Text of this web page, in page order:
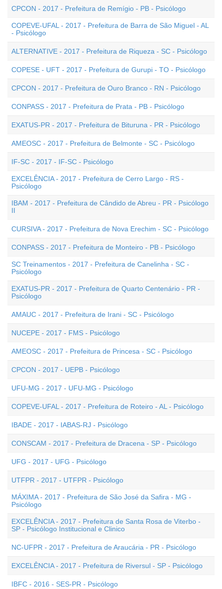
CPCON - 2017 - Prefeitura de Remígio - PB - Psicólogo
COPEVE-UFAL - 2017 - Prefeitura de Barra de São Miguel - AL
- Psicólogo
ALTERNATIVE - 2017 - Prefeitura de Riqueza - SC - Psicólogo
COPESE - UFT - 2017 - Prefeitura de Gurupi - TO - Psicólogo
CPCON - 2017 - Prefeitura de Ouro Branco - RN - Psicólogo
CONPASS - 2017 - Prefeitura de Prata - PB - Psicólogo
EXATUS-PR - 2017 - Prefeitura de Bituruna - PR - Psicólogo
AMEOSC - 2017 - Prefeitura de Belmonte - SC - Psicólogo
IF-SC - 2017 - IF-SC - Psicólogo
EXCELÊNCIA - 2017 - Prefeitura de Cerro Largo - RS -
Psicólogo
IBAM - 2017 - Prefeitura de Cândido de Abreu - PR - Psicólogo
II
CURSIVA - 2017 - Prefeitura de Nova Erechim - SC - Psicólogo
CONPASS - 2017 - Prefeitura de Monteiro - PB - Psicólogo
SC Treinamentos - 2017 - Prefeitura de Canelinha - SC -
Psicólogo
EXATUS-PR - 2017 - Prefeitura de Quarto Centenário - PR -
Psicólogo
AMAUC - 2017 - Prefeitura de Irani - SC - Psicólogo
NUCEPE - 2017 - FMS - Psicólogo
AMEOSC - 2017 - Prefeitura de Princesa - SC - Psicólogo
CPCON - 2017 - UEPB - Psicólogo
UFU-MG - 2017 - UFU-MG - Psicólogo
COPEVE-UFAL - 2017 - Prefeitura de Roteiro - AL - Psicólogo
IBADE - 2017 - IABAS-RJ - Psicólogo
CONSCAM - 2017 - Prefeitura de Dracena - SP - Psicólogo
UFG - 2017 - UFG - Psicólogo
UTFPR - 2017 - UTFPR - Psicólogo
MÁXIMA - 2017 - Prefeitura de São José da Safira - MG -
Psicólogo
EXCELÊNCIA - 2017 - Prefeitura de Santa Rosa de Viterbo -
SP - Psicólogo Institucional e Clinico
NC-UFPR - 2017 - Prefeitura de Araucária - PR - Psicólogo
EXCELÊNCIA - 2017 - Prefeitura de Riversul - SP - Psicólogo
IBFC - 2016 - SES-PR - Psicólogo